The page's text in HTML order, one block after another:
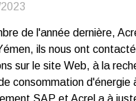
de l'année dernière,
ils nous ont
sur le site Web, à la
consommation d'énergie